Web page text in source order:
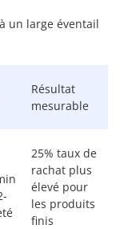
un large éventail
Résultat
mesurable
25% taux de
rachat plus
élevé pour
les produits
finis